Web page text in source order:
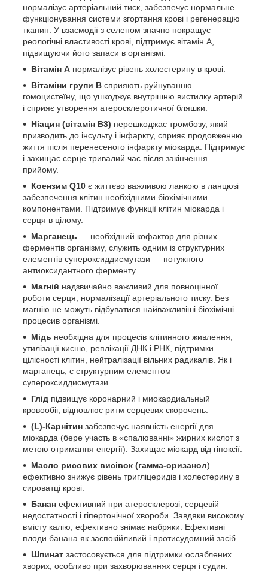
нормалізує артеріальний тиск, забезпечує нормальне
функціонування системи згортання крові і регенерацію
тканин. У взаємодії з селеном значно покращує
реологічні властивості крові, підтримує вітамін А,
підвищуючи його запаси в організмі.
Вітамін А нормалізує рівень холестерину в крові.
Вітаміни групи В сприяють руйнуванню
гомоцистеїну, що ушкоджує внутрішню вистилку артерій
і сприяє утворення атеросклеротичної бляшки.
Ніацин (вітамін В3) перешкоджає тромбозу, який
призводить до інсульту і інфаркту, сприяє продовженню
життя після перенесеного інфаркту міокарда. Підтримує
і захищає серце тривалий час після закінчення
прийому.
Коензим Q10 є життєво важливою ланкою в ланцюзі
забезпечення клітин необхідними біохімічними
компонентами. Підтримує функції клітин міокарда і
серця в цілому.
Марганець — необхідний кофактор для різних
ферментів організму, служить одним із структурних
елементів супероксиддисмутази — потужного
антиоксидантного ферменту.
Магній надзвичайно важливий для повноцінної
роботи серця, нормалізації артеріального тиску. Без
магнію не можуть відбуватися найважливіші біохімічні
процесив організмі.
Мідь необхідна для процесів клітинного живлення,
утилізації кисню, реплікації ДНК і РНК, підтримки
цілісності клітин, нейтралізації вільних радикалів. Як і
марганець, є структурним елементом
супероксиддисмутази.
Глід підвищує коронарний і миокардиальный
кровообіг, відновлює ритм серцевих скорочень.
(L)-Карнітин забезпечує наявність енергії для
міокарда (бере участь в «спалюванні» жирних кислот з
метою отримання енергії). Захищає міокард від гіпоксії.
Масло рисових висівок (гамма-оризанол)
ефективно знижує рівень тригліцеридів і холестерину в
сироватці крові.
Банан ефективний при атеросклерозі, серцевій
недостатності і гіпертонічної хвороби. Завдяки високому
вмісту калію, ефективно знімає набряки. Ефективні
плоди банана як заспокійливий і протисудомний засіб.
Шпинат застосовується для підтримки ослаблених
хворих, особливо при захворюваннях серця і судин.